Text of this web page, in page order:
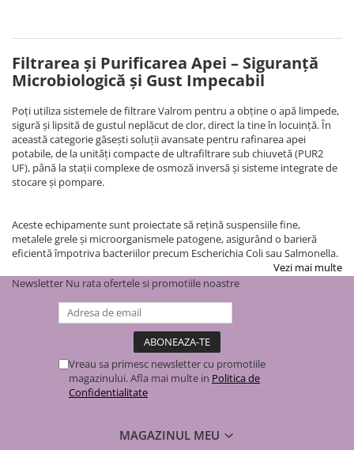
electrică
pe gaz
pe peleți
Radiatoare
de aluminiu
de oțel
pentru baie
Auxiliare
Boilere
1 serpentină
2 serpentine
Termostat
Pompă de căldură
Ventiloconvectoare
Fitinguri
de PP
de compresiune (PEHD)
de fontă zincată
Racorduri
Suport sanitar & clapetă WC
Cutie pentru gaz
Filtrarea și Purificarea Apei – Siguranță
Microbiologică și Gust Impecabil
Poți utiliza sistemele de filtrare Valrom pentru a obține o apă limpede,
sigură și lipsită de gustul neplăcut de clor, direct la tine în locuință. În
această categorie găsești soluții avansate pentru rafinarea apei
potabile, de la unități compacte de ultrafiltrare sub chiuvetă (PUR2
UF), până la stații complexe de osmoză inversă și sisteme integrate de
stocare și pompare.
Aceste echipamente sunt proiectate să rețină suspensiile fine,
metalele grele și microorganismele patogene, asigurând o barieră
eficientă împotriva bacteriilor precum Escherichia Coli sau Salmonella.
Vezi mai multe
Newsletter Nu rata ofertele si promotiile noastre
Vreau sa primesc newsletter cu promotiile
magazinului. Afla mai multe in Politica de
Confidentialitate
MAGAZINUL MEU